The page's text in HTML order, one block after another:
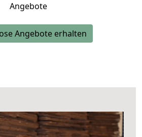
Angebote
Angebote erhalten